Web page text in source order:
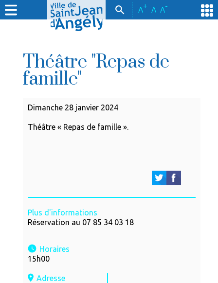
A+ A A-
Théâtre "Repas de
famille"
Dimanche 28 janvier 2024
Théâtre « Repas de famille ».
Plus d'informations
Réservation au 07 85 34 03 18
Horaires
15h00
Adresse